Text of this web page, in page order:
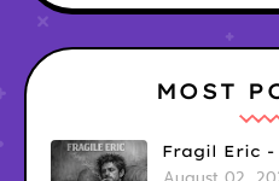
MOST
Fragil Eric -